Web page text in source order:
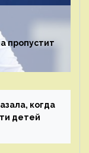
пропустит
когда
детей